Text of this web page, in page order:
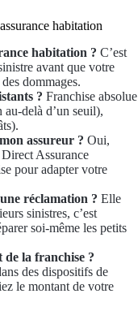
habitation
habitation ? C’est
avant que votre
dommages.
? Franchise absolue
delà d’un seuil),
assureur ? Oui,
Assurance
pour adapter votre
réclamation ? Elle
sinistres, c’est
soi-même les petits
de la franchise ?
des dispositifs de
le montant de votre